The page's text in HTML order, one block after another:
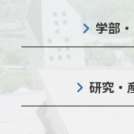
学部
研究・